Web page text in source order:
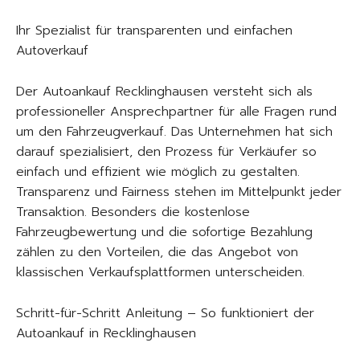
Ihr Spezialist für transparenten und einfachen
Autoverkauf
Der Autoankauf Recklinghausen versteht sich als
professioneller Ansprechpartner für alle Fragen rund
um den Fahrzeugverkauf. Das Unternehmen hat sich
darauf spezialisiert, den Prozess für Verkäufer so
einfach und effizient wie möglich zu gestalten.
Transparenz und Fairness stehen im Mittelpunkt jeder
Transaktion. Besonders die kostenlose
Fahrzeugbewertung und die sofortige Bezahlung
zählen zu den Vorteilen, die das Angebot von
klassischen Verkaufsplattformen unterscheiden.
Schritt-für-Schritt Anleitung – So funktioniert der
Autoankauf in Recklinghausen